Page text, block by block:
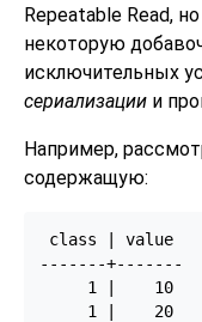
Repeatable Read,
некоторую
исключительных
сериализации и
Например,
содержащую:
class | value
-------+-------
     1 |    10
     1 |    20